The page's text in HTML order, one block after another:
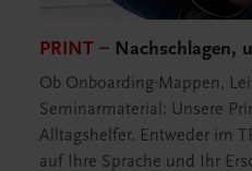
PRINT – Nachschlagen,
Ob Onboarding-Mappen,
Seminarmaterial: Unsere
Alltagshelfer. Entweder im
auf Ihre Sprache und Ihr